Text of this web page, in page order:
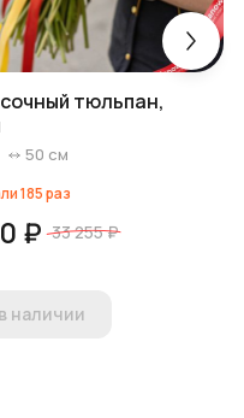
тюльпан,
50 см
185раз
₽ 33 255 ₽
наличии